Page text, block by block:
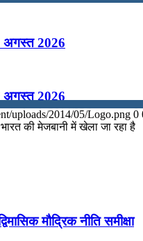
अगस्त 2026
अगस्त 2026
2026
2026
uploads/2014/05/Logo.png 0
की मेजबानी में खेला जा रहा है
मौद्रिक नीति समीक्षा